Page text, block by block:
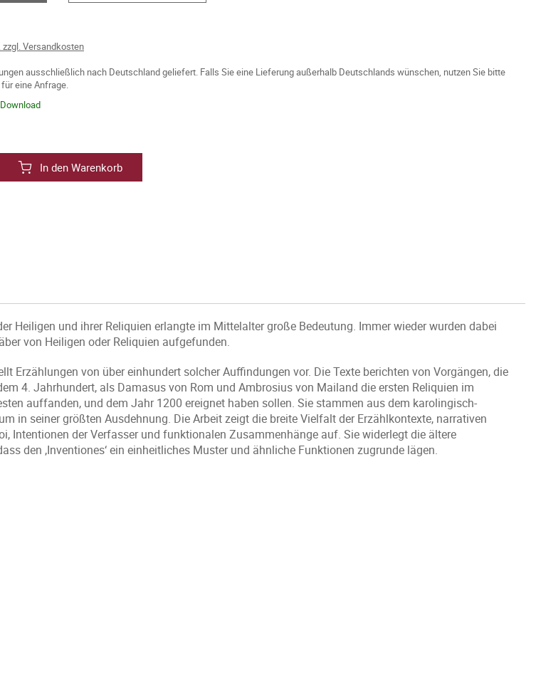
Versandkosten
ausschließlich nach Deutschland geliefert. Falls Sie eine Lieferung außerhalb Deutschlands wünschen, nutzen Sie bitte
für eine Anfrage.
In den Warenkorb
Heiligen und ihrer Reliquien erlangte im Mittelalter große Bedeutung. Immer wieder wurden dabei
von Heiligen oder Reliquien aufgefunden.
Erzählungen von über einhundert solcher Auffindungen vor. Die Texte berichten von Vorgängen, die
4. Jahrhundert, als Damasus von Rom und Ambrosius von Mailand die ersten Reliquien im
auffanden, und dem Jahr 1200 ereignet haben sollen. Sie stammen aus dem karolingisch-
in seiner größten Ausdehnung. Die Arbeit zeigt die breite Vielfalt der Erzählkontexte, narrativen
Intentionen der Verfasser und funktionalen Zusammenhänge auf. Sie widerlegt die ältere
den ‚Inventiones‘ ein einheitliches Muster und ähnliche Funktionen zugrunde lägen.